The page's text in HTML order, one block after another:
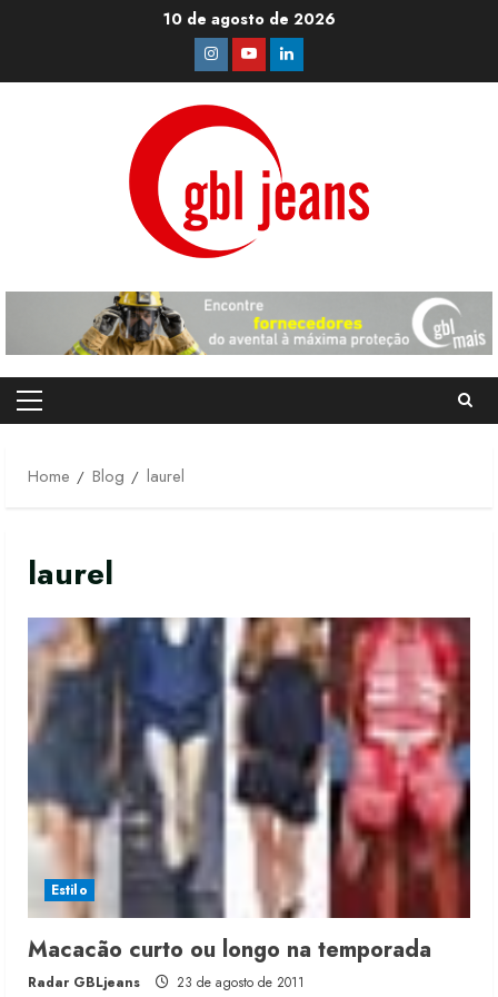
10 de agosto de 2026
Instagram
YoutubeLinkedin
Primary
Home
Blog laurel
laurel
Estilo
Macacão curto ou longo na temporada
Radar GBLjeans 23 de agosto de 2011
Dia dos Pais reforça retomada da
moda no varejo
7 de agosto de 2026
Moda vende US$63,7 bilhões em
produtos licenciados